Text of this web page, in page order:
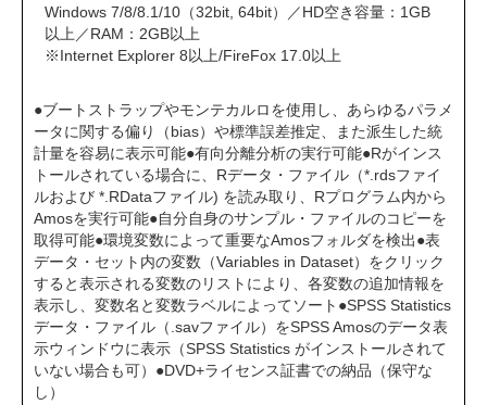
Windows 7/8/8.1/10（32bit, 64bit）／HD空き容量：1GB
以上／RAM：2GB以上
※Internet Explorer 8以上/FireFox 17.0以上
●ブートストラップやモンテカルロを使用し、あらゆるパラメ
ータに関する偏り（bias）や標準誤差推定、また派生した統
計量を容易に表示可能●有向分離分析の実行可能●Rがインス
トールされている場合に、Rデータ・ファイル（*.rdsファイ
ルおよび *.RDataファイル) を読み取り、Rプログラム内から
Amosを実行可能●自分自身のサンプル・ファイルのコピーを
取得可能●環境変数によって重要なAmosフォルダを検出●表
データ・セット内の変数（Variables in Dataset）をクリック
すると表示される変数のリストにより、各変数の追加情報を
表示し、変数名と変数ラベルによってソート●SPSS Statistics
データ・ファイル（.savファイル）をSPSS Amosのデータ表
示ウィンドウに表示（SPSS Statistics がインストールされて
いない場合も可）●DVD+ライセンス証書での納品（保守な
し）